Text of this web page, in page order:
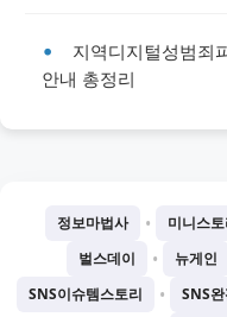
지역디지털성범죄
안내 총정리
정보마법사 • 미니스
벌스데이 • 뉴게인
SNS이슈템스토리 • SNS